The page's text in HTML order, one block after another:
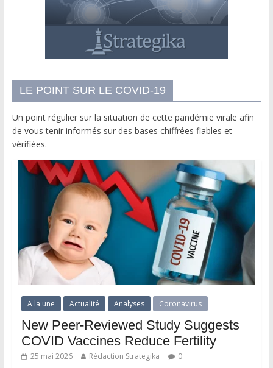
LE POINT SUR LE COVID-19
Un point régulier sur la situation de cette pandémie virale afin
de vous tenir informés sur des bases chiffrées fiables et
vérifiées.
A la une Actualité Analyses Coronavirus
New Peer-Reviewed Study Suggests
COVID Vaccines Reduce Fertility
25 mai 2026 Rédaction Strategika 0